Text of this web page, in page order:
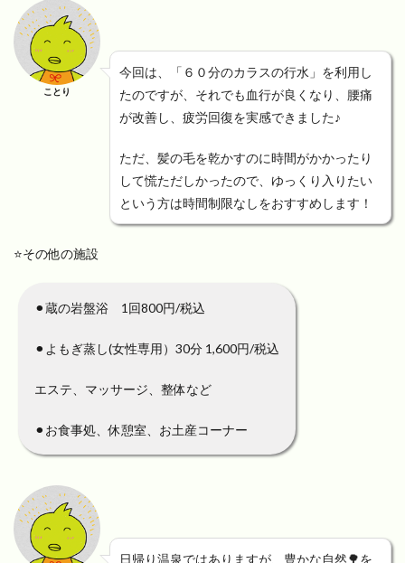
ことり
今回は、「６０分のカラスの行水」を利用し
たのですが、それでも血行が良くなり、腰痛
が改善し、疲労回復を実感できました♪
ただ、髪の毛を乾かすのに時間がかかったり
して慌ただしかったので、ゆっくり入りたい
という方は時間制限なしをおすすめします！
⭐️その他の施設
⚫︎蔵の岩盤浴 1回800円/税込
⚫︎よもぎ蒸し(女性専用）30分 1,600円/税込
エステ、マッサージ、整体など
⚫︎お食事処、休憩室、お土産コーナー
日帰り温泉ではありますが、豊かな自然🌳を